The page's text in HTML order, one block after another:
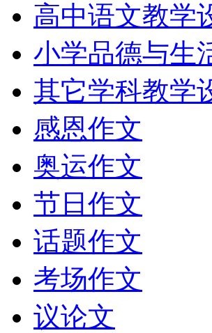
高中语文教学
小学品德与生
其它学科教学
感恩作文
奥运作文
节日作文
话题作文
考场作文
议论文